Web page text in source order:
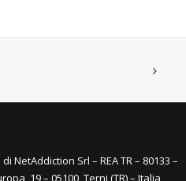
Srl – REA TR – 80133 –
19 – 05100, Terni (TR) – Italia